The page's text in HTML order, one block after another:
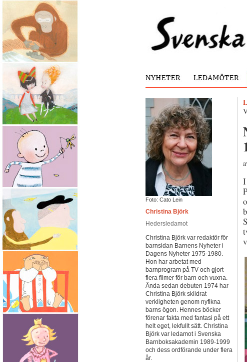
Foto: Cato Lein
Christina Björk
Hedersledamot
Christina Björk var redaktör för
barnsidan Barnens Nyheter i
Dagens Nyheter 1975-1980.
Hon har arbetat med
barnprogram på TV och gjort
flera filmer för barn och vuxna.
Ända sedan debuten 1974 har
Christina Björk skildrat
verkligheten genom nyfikna
barns ögon. Hennes böcker
förenar fakta med fantasi på ett
helt eget, lekfullt sätt. Christina
Björk var ledamot i Svenska
Barnboksakademin 1989-1999
och dess ordförande under flera
år.